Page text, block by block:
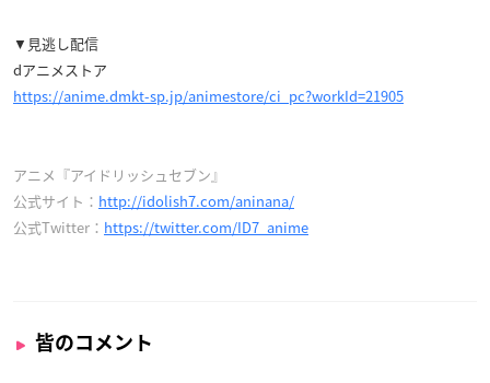
▼見逃し配信
dアニメストア
https://anime.dmkt-sp.jp/animestore/ci_pc?workId=21905
アニメ『アイドリッシュセブン』
公式サイト： http://idolish7.com/aninana/
公式Twitter： https://twitter.com/ID7_anime
皆のコメント